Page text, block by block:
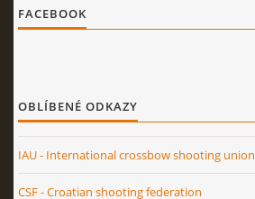
FACEBOOK
OBLÍBENÉ ODKAZY
IAU - International crossbow shooting union
CSF - Croatian shooting federation